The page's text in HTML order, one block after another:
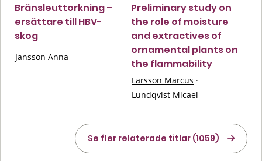
Bränsleuttorkning –
ersättare till HBV-
skog
Jansson Anna
Preliminary study on
the role of moisture
and extractives of
ornamental plants on
the flammability
Larsson Marcus ·
Lundqvist Micael
Se fler relaterade titlar (1059)